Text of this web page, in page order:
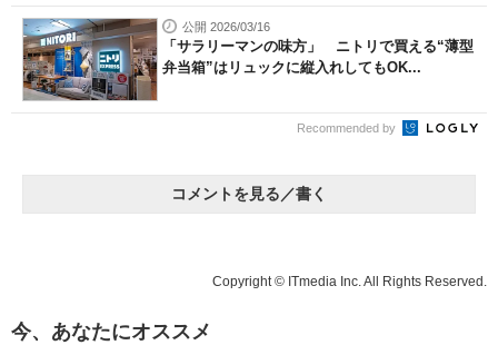
公開 2026/03/16
「サラリーマンの味方」 ニトリで買える“薄型
弁当箱”はリュックに縦入れしてもOK...
Recommended by
コメントを見る／書く
Copyright © ITmedia Inc. All Rights Reserved.
今、あなたにオススメ